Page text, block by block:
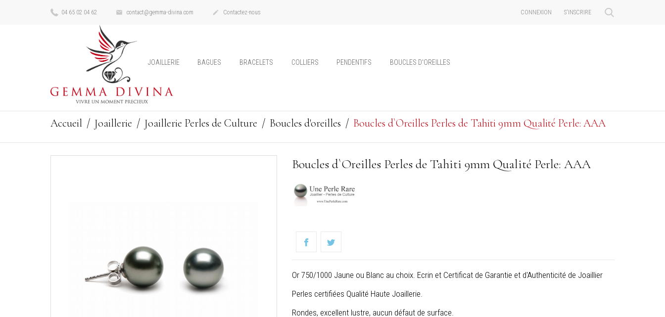
04 65 02 04 62  contact@gemma-divina.com  Contactez-nous CONNEXION S'INSCRIRE
JOAILLERIE BAGUES BRACELETS COLLIERS PENDENTIFS BOUCLES D'OREILLES
Accueil Joaillerie Joaillerie Perles de Culture Boucles d'oreilles Boucles d`Oreilles Perles de Tahiti 9mm Qualité Perle: AAA
Boucles d`Oreilles Perles de Tahiti 9mm Qualité Perle: AAA
Or 750/1000 Jaune ou Blanc au choix. Ecrin et Certificat de Garantie et d'Authenticité de Joaillier
Perles certifiées Qualité Haute Joaillerie.
Rondes, excellent lustre, aucun défaut de surface.